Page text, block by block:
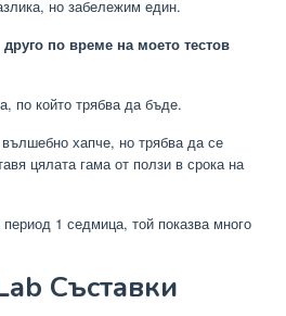
но забележим един.
по време на моето тестов
по който трябва да бъде.
хапче, но трябва да се
цялата гама от ползи в срока на
1 седмица, той показва много
Съставки